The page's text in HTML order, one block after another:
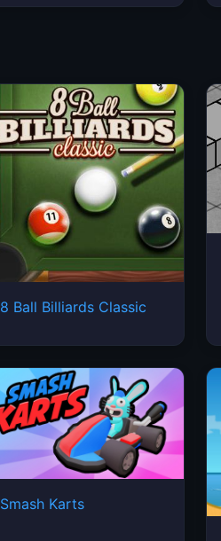
8 Ball Billiards Classic
Smash Karts